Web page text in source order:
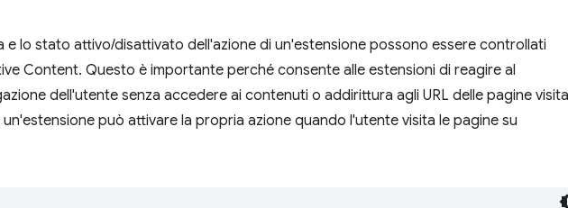
e lo stato attivo/disattivato dell'azione di un'estensione possono essere controllati
Content. Questo è importante perché consente alle estensioni di reagire al
dell'utente senza accedere ai contenuti o addirittura agli URL delle pagine
può attivare la propria azione quando l'utente visita le pagine su